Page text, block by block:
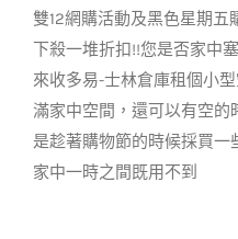
客戶實
雙12網購活動及黑色星期
下殺一堆折扣!!您是否家中
來收多易-士林倉庫租個小
滿家中空間，還可以有空
是趁著購物節的時候採買
家中一時之間既用不到